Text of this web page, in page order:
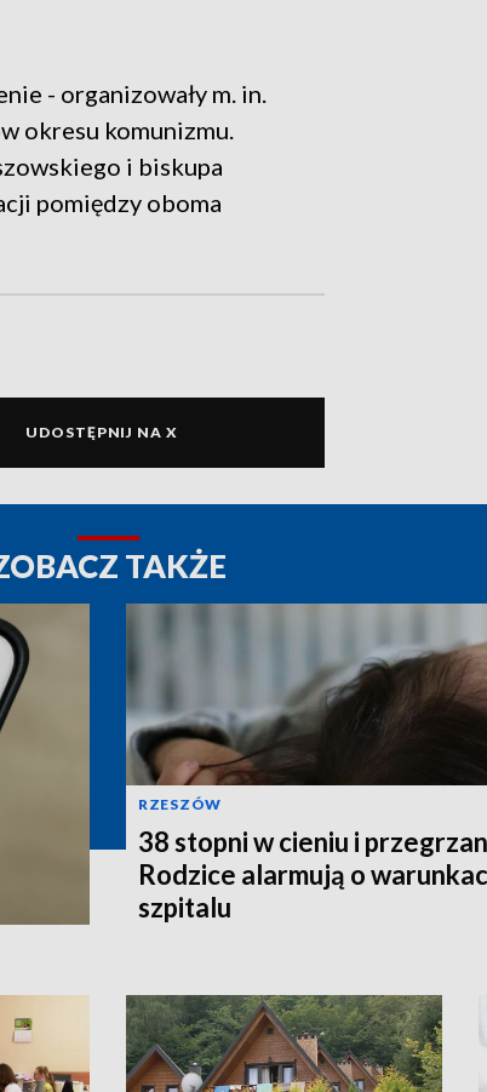
- organizowały m. in.
okresu komunizmu.
i biskupa
pomiędzy oboma
UDOSTĘPNIJ NA X
TAKŻE
RZESZÓW
38 stopni w cieniu i
Rodzice alarmują o
szpitalu